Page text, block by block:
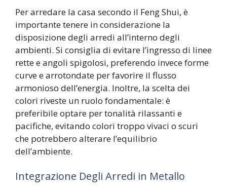
Per arredare la casa secondo il Feng Shui, è
importante tenere in considerazione la
disposizione degli arredi all’interno degli
ambienti. Si consiglia di evitare l’ingresso di linee
rette e angoli spigolosi, preferendo invece forme
curve e arrotondate per favorire il flusso
armonioso dell’energia. Inoltre, la scelta dei
colori riveste un ruolo fondamentale: è
preferibile optare per tonalità rilassanti e
pacifiche, evitando colori troppo vivaci o scuri
che potrebbero alterare l’equilibrio
dell’ambiente.
Integrazione Degli Arredi in Metallo